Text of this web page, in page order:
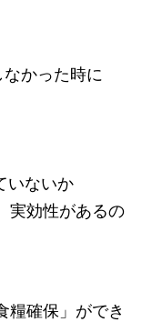
かった時に
いないか
実効性があるの
糧確保」ができ